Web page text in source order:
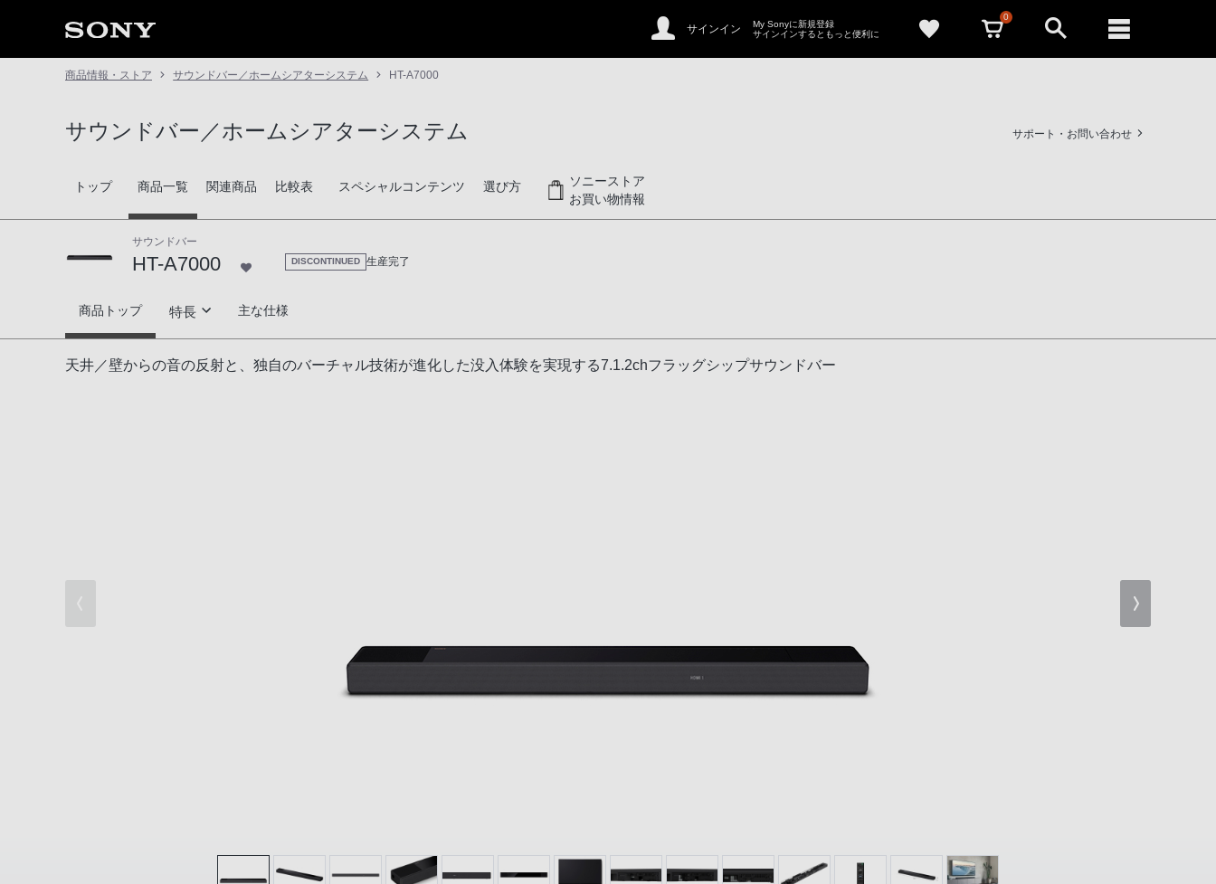
サインイン
My Sonyに新規登録
サインインするともっと便利に
0
商品情報・ストア サウンドバー／ホームシアターシステム HT-A7000
サウンドバー／ホームシアターシステム サポート・お問い合わせ
トップ 商品一覧 関連商品 比較表 スペシャルコンテンツ 選び方
ソニーストア
お買い物情報
サウンドバー
HT-A7000 DISCONTINUED 生産完了
HT-A7000
商品トップ 特長
高音質技術
主な仕様
天井／壁からの音の反射と、独自のバーチャル技術が進化した没入体験を実現する7.1.2chフラッグシップサウンドバー